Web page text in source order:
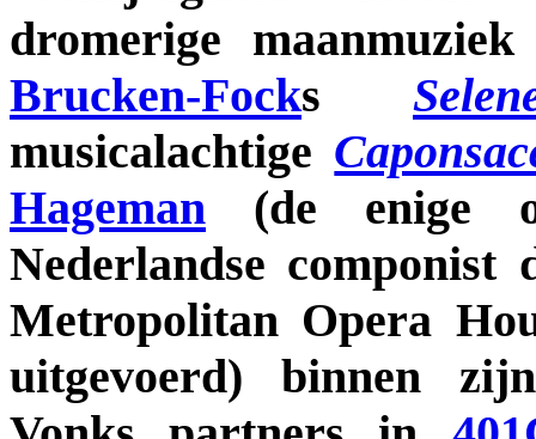
dromerige
Brucken-Focks
musicalachtige
Hageman (de enige
Nederlandse componist
Metropolitan Opera
uitgevoerd) binnen